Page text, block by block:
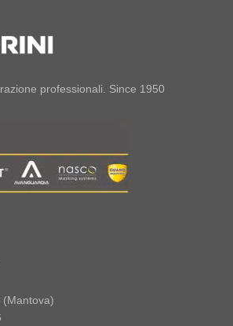
professionali. Since 1950
(Mantova)